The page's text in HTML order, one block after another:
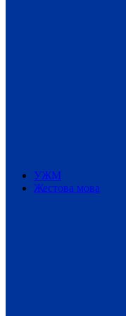
УЖМ
Жестова мова